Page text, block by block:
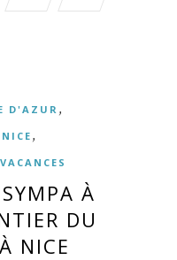
D'AZUR ,
,
À
DU
NICE